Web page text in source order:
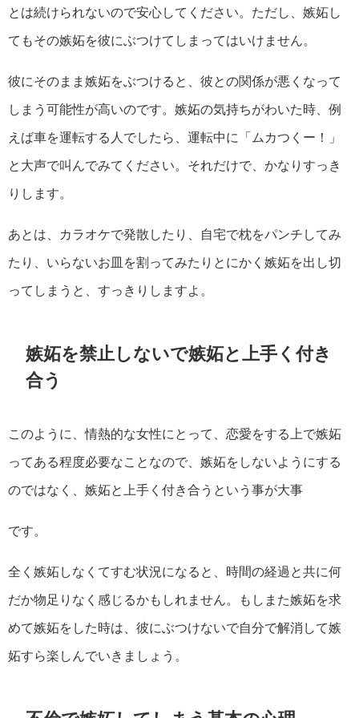
とは続けられないので安心してください。ただし、嫉妬し
てもその嫉妬を彼にぶつけてしまってはいけません。
彼にそのまま嫉妬をぶつけると、彼との関係が悪くなって
しまう可能性が高いのです。嫉妬の気持ちがわいた時、例
えば車を運転する人でしたら、運転中に「ムカつくー！」
と大声で叫んでみてください。それだけで、かなりすっき
りします。
あとは、カラオケで発散したり、自宅で枕をパンチしてみ
たり、いらないお皿を割ってみたりとにかく嫉妬を出し切
ってしまうと、すっきりしますよ。
嫉妬を禁止しないで嫉妬と上手く付き
合う
このように、情熱的な女性にとって、恋愛をする上で嫉妬
ってある程度必要なことなので、嫉妬をしないようにする
のではなく、嫉妬と上手く付き合うという事が大事
です。
全く嫉妬しなくてすむ状況になると、時間の経過と共に何
だか物足りなく感じるかもしれません。もしまた嫉妬を求
めて嫉妬をした時は、彼にぶつけないで自分で解消して嫉
妬すら楽しんでいきましょう。